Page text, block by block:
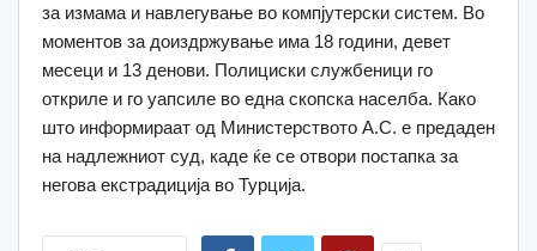
за измама и навлегување во компјутерски систем. Во
моментов за доиздржување има 18 години, девет
месеци и 13 денови. Полициски службеници го
откриле и го уапсиле во една скопска населба. Како
што информираат од Министерството А.С. е предаден
на надлежниот суд, каде ќе се отвори постапка за
негова екстрадиција во Турција.